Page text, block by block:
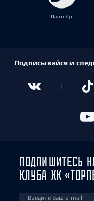
Партнёр
Подписывайся и
ПОДПИШИТЕСЬ
КЛУБА ХК
Введите Ваш e-mail